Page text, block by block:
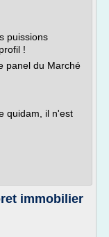
puissions
!
panel du Marché
quidam, il n'est
immobilier